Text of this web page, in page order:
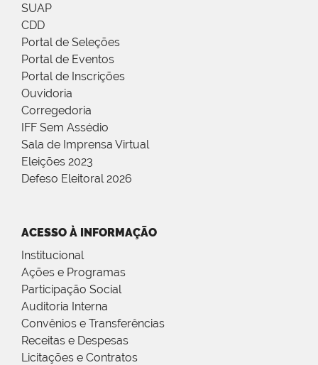
SUAP
CDD
Portal de Seleções
Portal de Eventos
Portal de Inscrições
Ouvidoria
Corregedoria
IFF Sem Assédio
Sala de Imprensa Virtual
Eleições 2023
Defeso Eleitoral 2026
ACESSO À INFORMAÇÃO
Institucional
Ações e Programas
Participação Social
Auditoria Interna
Convênios e Transferências
Receitas e Despesas
Licitações e Contratos